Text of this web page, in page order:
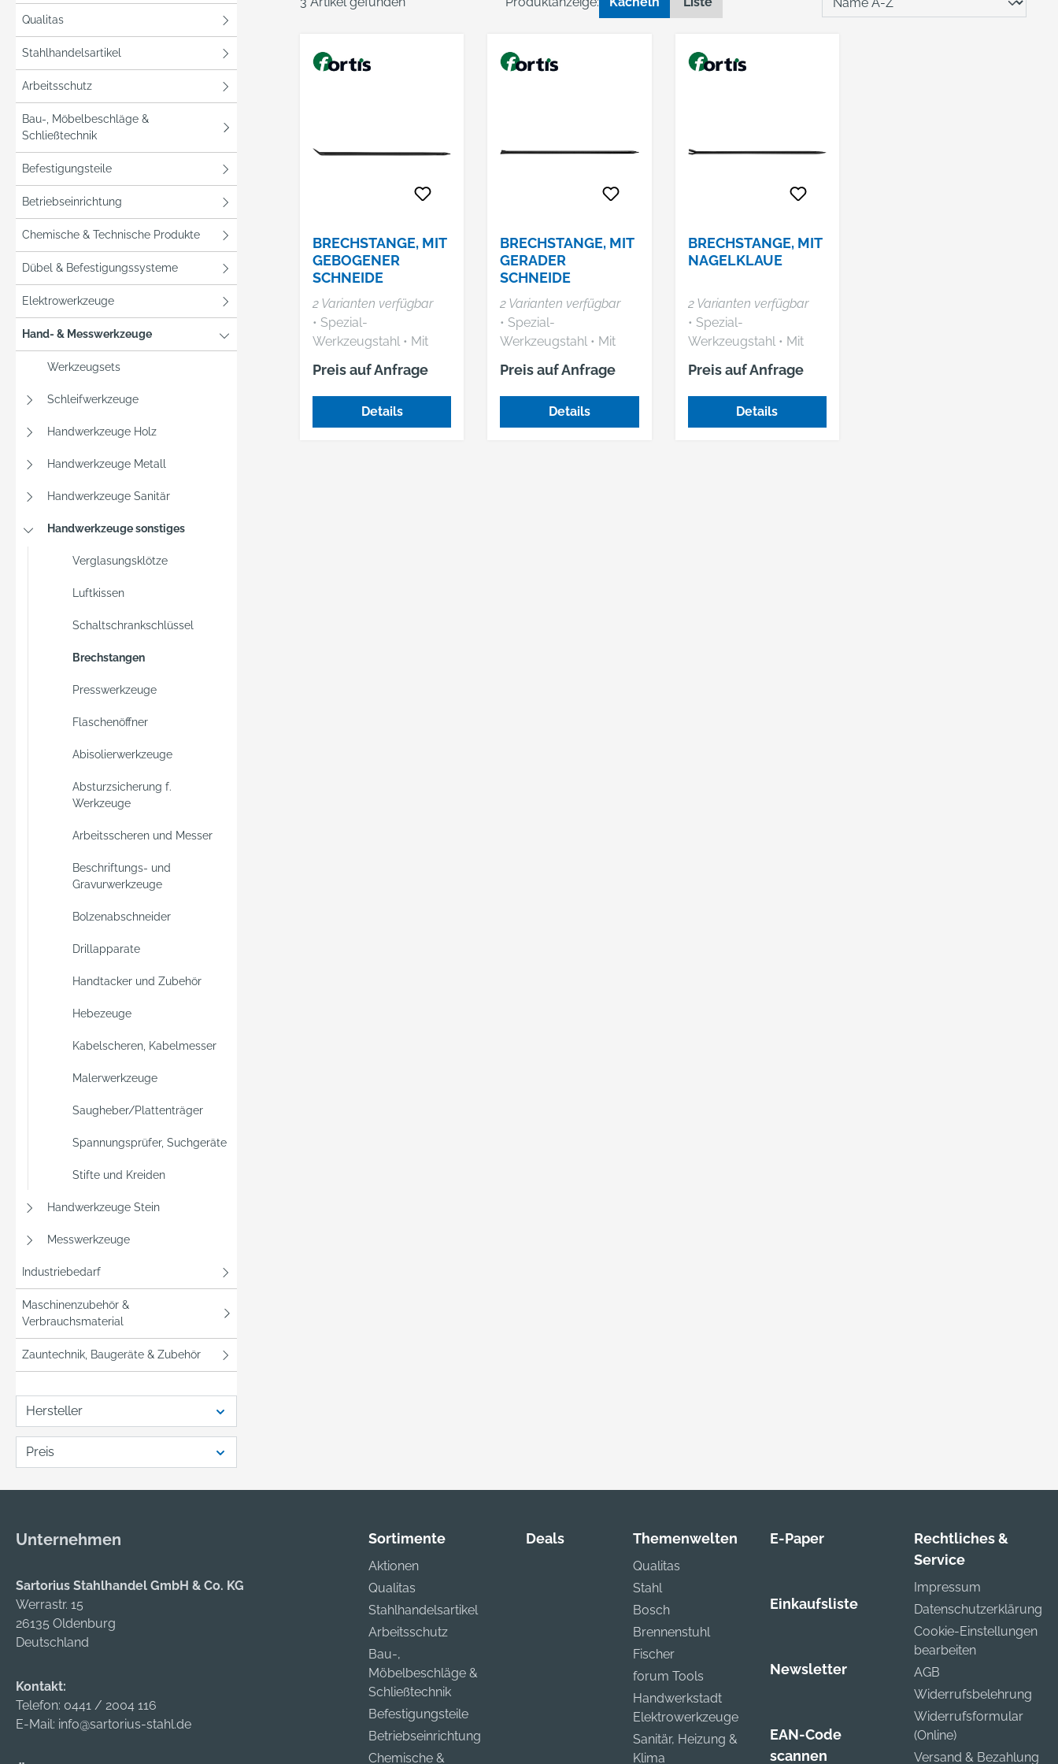
Qualitas
Stahlhandelsartikel
Arbeitsschutz
Bau-, Möbelbeschläge &
Schließtechnik
Befestigungsteile
Betriebseinrichtung
Chemische & Technische Produkte
Dübel & Befestigungssysteme
Elektrowerkzeuge
Hand- & Messwerkzeuge
Werkzeugsets
Schleifwerkzeuge
Handwerkzeuge Holz
Handwerkzeuge Metall
Handwerkzeuge Sanitär
Handwerkzeuge sonstiges
Verglasungsklötze
Luftkissen
Schaltschrankschlüssel
Brechstangen
Presswerkzeuge
Flaschenöffner
Abisolierwerkzeuge
Absturzsicherung f.
Werkzeuge
Arbeitsscheren und Messer
Beschriftungs- und
Gravurwerkzeuge
Bolzenabschneider
Drillapparate
Handtacker und Zubehör
Hebezeuge
Kabelscheren, Kabelmesser
Malerwerkzeuge
Saugheber/Plattenträger
Spannungsprüfer, Suchgeräte
Stifte und Kreiden
Handwerkzeuge Stein
Messwerkzeuge
Industriebedarf
Maschinenzubehör &
Verbrauchsmaterial
Zauntechnik, Baugeräte & Zubehör
Hersteller
Preis
BRECHSTANGE, MIT
GEBOGENER
SCHNEIDE
2 Varianten verfügbar
• Spezial-
Werkzeugstahl • Mit
gebogener Schneide
und Spitze
Preis auf Anfrage
Details
BRECHSTANGE, MIT
GERADER
SCHNEIDE
2 Varianten verfügbar
• Spezial-
Werkzeugstahl • Mit
gerader Schneide und
Spitze
Preis auf Anfrage
Details
BRECHSTANGE, MIT
NAGELKLAUE
2 Varianten verfügbar
• Spezial-
Werkzeugstahl • Mit
Nagelklaue und Spitze
Preis auf Anfrage
Details
Unternehmen
Sartorius Stahlhandel GmbH & Co. KG
Werrastr. 15
26135 Oldenburg
Deutschland
Kontakt:
Telefon: 0441 / 2004 116
E-Mail: info@sartorius-stahl.de
Sortimente
Aktionen
Qualitas
Stahlhandelsartikel
Arbeitsschutz
Bau-,
Möbelbeschläge &
Schließtechnik
Befestigungsteile
Betriebseinrichtung
Chemische &
Deals Themenwelten
Qualitas
Stahl
Bosch
Brennenstuhl
Fischer
forum Tools
Handwerkstadt
Elektrowerkzeuge
Sanitär, Heizung &
Klima
E-Paper
Einkaufsliste
Newsletter
EAN-Code
scannen
Rechtliches &
Service
Impressum
Datenschutzerklärung
Cookie-Einstellungen
bearbeiten
AGB
Widerrufsbelehrung
Widerrufsformular
(Online)
Versand & Bezahlung